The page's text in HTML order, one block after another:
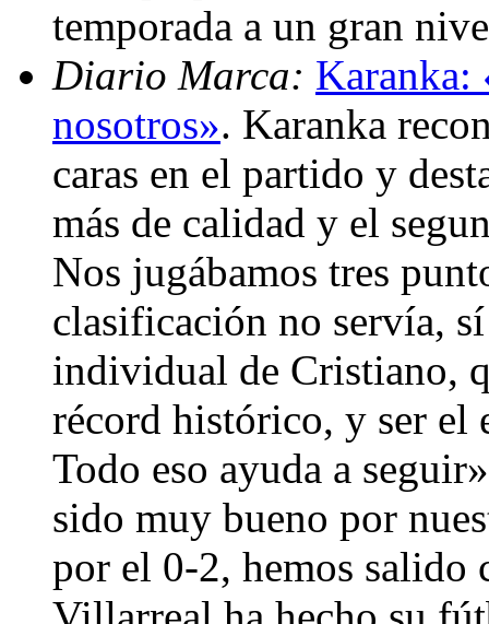
temporada a un gran
Diario Marca: Karanka:
nosotros». Karanka
caras en el partido y
más de calidad y el
Nos jugábamos tres
clasificación no servía,
individual de Cristiano,
récord histórico, y ser el
Todo eso ayuda a
sido muy bueno por
por el 0-2, hemos salido